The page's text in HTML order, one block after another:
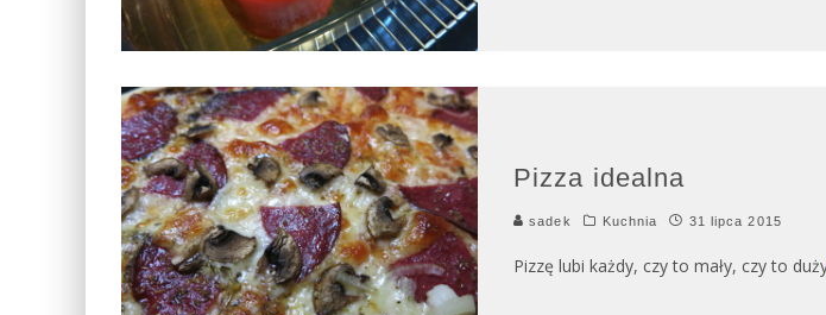
Pizza idealna
sadek Kuchnia 31 lipca 2015
Pizzę lubi każdy, czy to mały, czy to